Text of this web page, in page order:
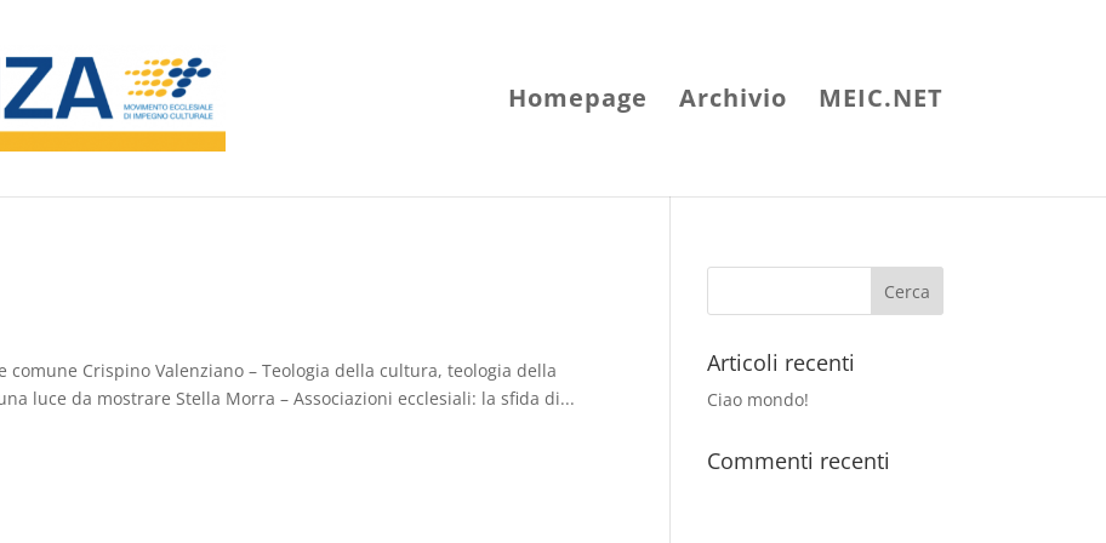
Homepage Archivio MEIC.NET
comune Crispino Valenziano – Teologia della cultura, teologia della
luce da mostrare Stella Morra – Associazioni ecclesiali: la sfida di...
Articoli recenti
Ciao mondo!
Commenti recenti